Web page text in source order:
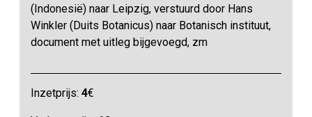
(Indonesië) naar Leipzig, verstuurd door Hans
Winkler (Duits Botanicus) naar Botanisch instituut,
document met uitleg bijgevoegd, zm
Inzetprijs:4€